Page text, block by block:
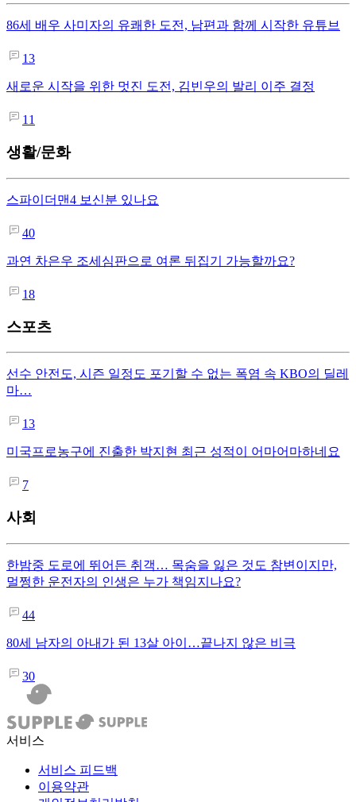
86세 배우 사미자의 유쾌한 도전, 남편과 함께 시작한 유튜브
13
새로운 시작을 위한 멋진 도전, 김빈우의 발리 이주 결정
11
생활/문화
스파이더맨4 보신분 있나요
40
과연 차은우 조세심판으로 여론 뒤집기 가능할까요?
18
스포츠
선수 안전도, 시즌 일정도 포기할 수 없는 폭염 속 KBO의 딜레
마…
13
미국프로농구에 진출한 박지현 최근 성적이 어마어마하네요
7
사회
한밤중 도로에 뛰어든 취객… 목숨을 잃은 것도 참변이지만,
멀쩡한 운전자의 인생은 누가 책임지나요?
44
80세 남자의 아내가 된 13살 아이…끝나지 않은 비극
30
서비스
서비스 피드백
이용약관